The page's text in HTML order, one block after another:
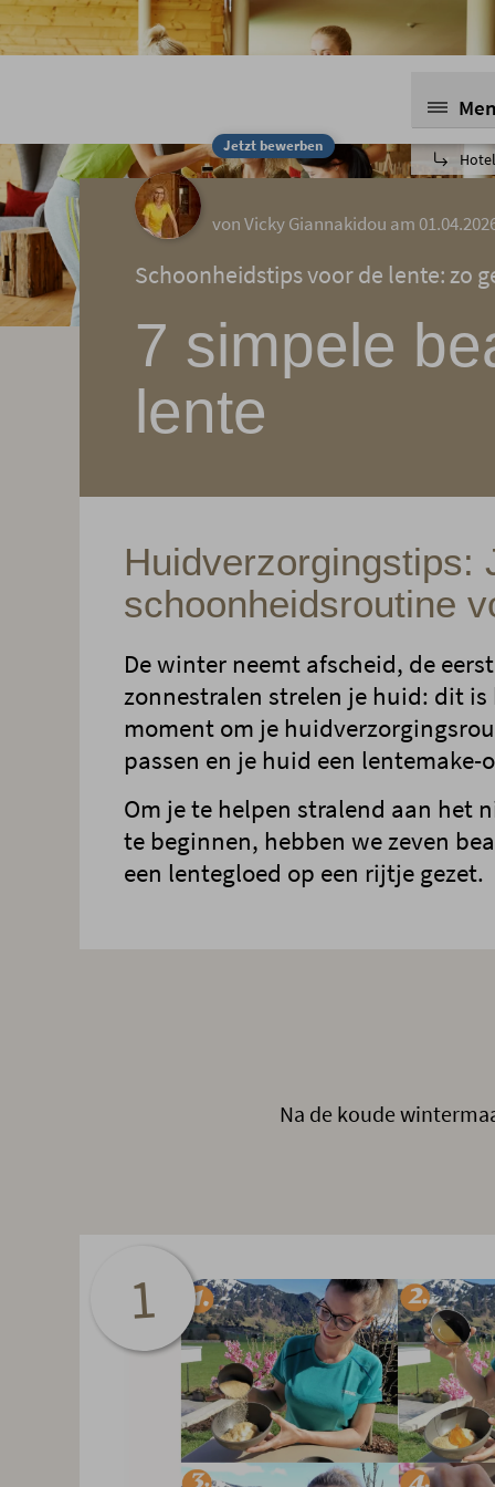
Jetzt bewerben
von Vicky Giannakidou am
Schoonheidstips voor de lente: zo
7 simpele
lente
Huidverzorgingstips:
schoonheidsroutine
De winter neemt afscheid, de
zonnestralen strelen je huid: dit is
moment om je
passen en je huid een lentemake-
Om je te helpen stralend aan het
te beginnen, hebben we zeven
een lentegloed op een rijtje gezet.
Na de koude
1